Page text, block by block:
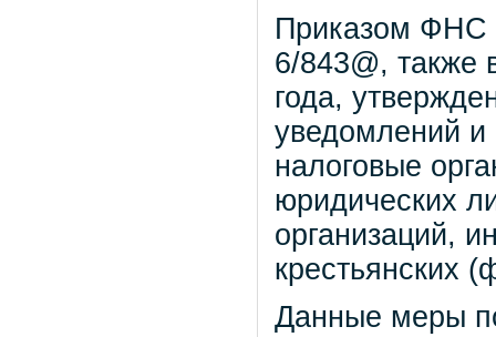
Приказом ФНС
6/843@, также
года,
уведомлений
налоговые
юридических
организаций,
крестьянских
Данные меры